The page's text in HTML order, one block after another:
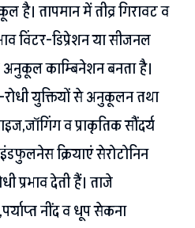
तापमान में तीव्र गिरावट व
विंटर-डिप्रेशन या सीजनल
काम्बिनेशन बनता है।
युक्तियों से अनुकूलन तथा
व प्राकृतिक सौंदर्य
क्रियाएं सेरोटोनिन
प्रभाव देती हैं। ताजे
नींद व धूप सेकना